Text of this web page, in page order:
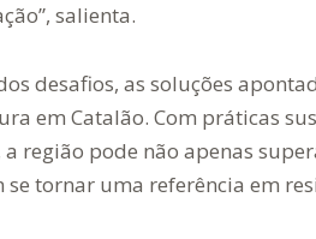
salienta.
desafios, as soluções
em Catalão. Com práticas
região pode não apenas
se tornar uma referência em